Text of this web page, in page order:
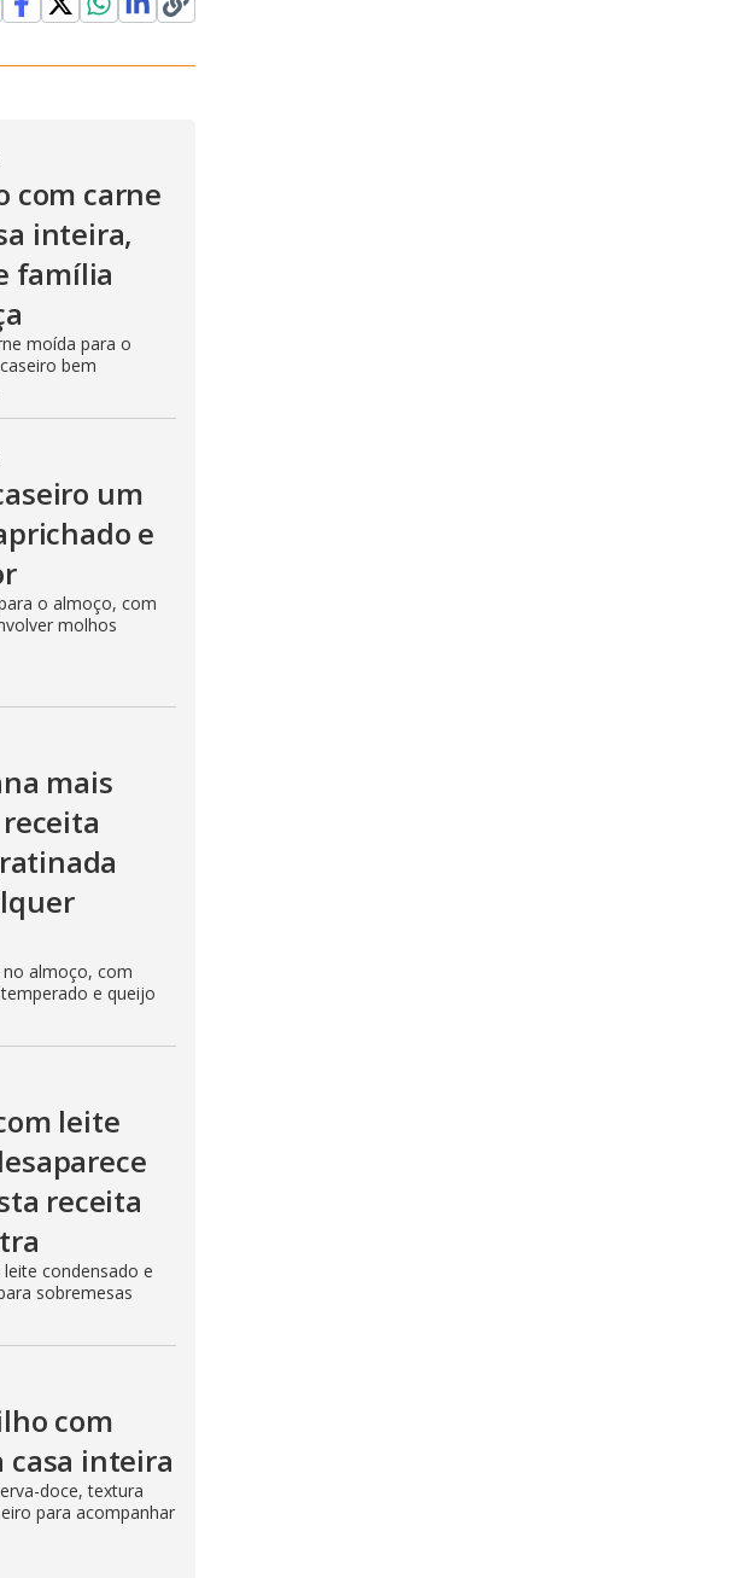
com carne
inteira,
família
moída para o
bem
um
e
o almoço, com
molhos
mais
no almoço, com
e queijo
leite
receita
condensado e
sobremesas
com
casa inteira
doce, textura
para acompanhar